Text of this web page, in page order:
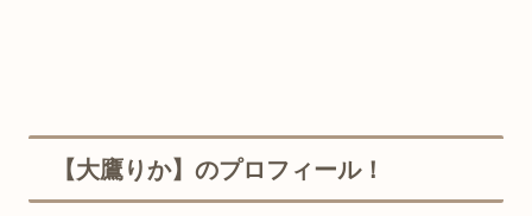
【大鷹りか】のプロフィール！